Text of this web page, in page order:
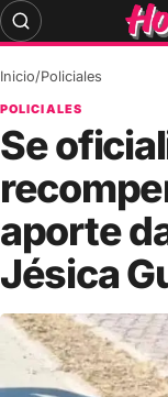
Skip
to
Inicio/Policiales
POLICIALES
Se
aporte
Jésica